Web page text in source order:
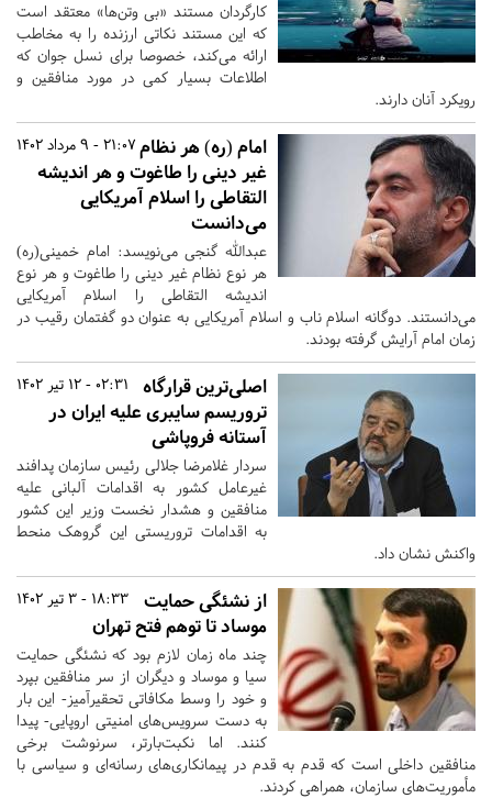
کارگردان مستند «بی وتن‌ها» معتقد است
که این مستند نکاتی ارزنده را به مخاطب
ارائه می‌کند، خصوصا برای نسل جوان که
اطلاعات بسیار کمی در مورد منافقین و
رویکرد آنان دارند.
21:07 - 9 مرداد 1402 امام (ره) هر نظام
غیر دینی را طاغوت و هر اندیشه
التقاطی را اسلام آمریکایی
می‌دانست
عبدالله گنجی می‌نویسد: امام خمینی(ره)
هر نوع نظام غیر دینی را طاغوت و هر نوع
اندیشه التقاطی را اسلام آمریکایی
می‌دانستند. دوگانه اسلام ناب و اسلام آمریکایی به عنوان دو گفتمان رقیب در
زمان امام آرایش گرفته بودند.
02:31 - 12 تیر 1402
اصلی‌ترین قرارگاه
تروریسم سایبری علیه ایران در
آستانه فروپاشی
سردار غلامرضا جلالی رئیس سازمان پدافند
غیرعامل کشور به اقدامات آلبانی علیه
منافقین و هشدار نخست وزیر این کشور
به اقدامات تروریستی این گروهک منحط
واکنش نشان داد.
18:33 - 3 تیر 1402
از نشئگی حمایت
موساد تا توهم فتح تهران
چند ماه زمان لازم بود که نشئگی حمایت
سیا و موساد و دیگران از سر منافقین بپرد
و خود را وسط مکافاتی تحقیرآمیز- این بار
به دست سرویس‌های امنیتی اروپایی- پیدا
کنند. اما نکبت‌بارتر، سرنوشت برخی
منافقین داخلی است که قدم به قدم در پیمانکاری‌های رسانه‌ای و سیاسی با
مأموریت‌های سازمان، همراهی کردند.